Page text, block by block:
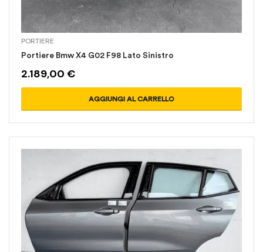
PORTIERE
Portiere Bmw X4 G02 F98 Lato Sinistro
2.189,00 €
AGGIUNGI AL CARRELLO